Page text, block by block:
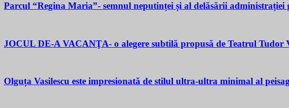
Parcul “Regina Maria”- semnul neputinței și al delăsării administrației
JOCUL DE-A VACANŢA- o alegere subtilă propusă de Teatrul Tudor
Olguța Vasilescu este impresionată de stilul ultra-ultra minimal al